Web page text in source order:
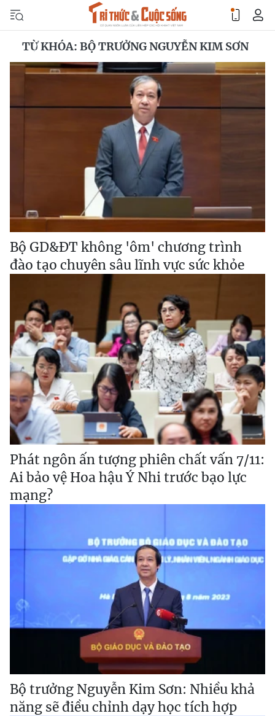
TỪ KHÓA: BỘ TRƯỞNG NGUYỄN KIM SƠN
Bộ GD&ĐT không 'ôm' chương trình
đào tạo chuyên sâu lĩnh vực sức khỏe
Phát ngôn ấn tượng phiên chất vấn 7/11:
Ai bảo vệ Hoa hậu Ý Nhi trước bạo lực
mạng?
Bộ trưởng Nguyễn Kim Sơn: Nhiều khả
năng sẽ điều chỉnh dạy học tích hợp